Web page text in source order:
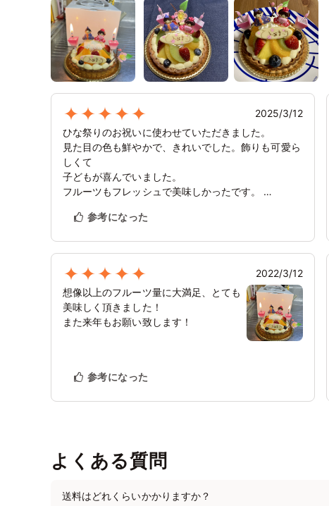
2025/3/12
ひな祭りのお祝いに使わせていただきました。
見た目の色も鮮やかで、きれいでした。飾りも可愛ら
しくて
子どもが喜んでいました。
フルーツもフレッシュで美味しかったです。
参考になった
2022/3/12
想像以上のフルーツ量に大満足、とても
美味しく頂きました！
また来年もお願い致します！
参考になった
よくある質問
送料はどれくらいかかりますか？